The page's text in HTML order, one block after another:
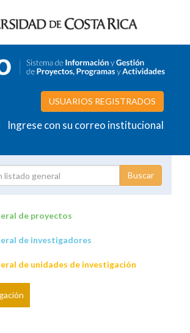
USUARIOS REGISTRADOS
Ingrese con su correo institucional
de investigación
de proyectos
de investigadores
de unidades de investigación